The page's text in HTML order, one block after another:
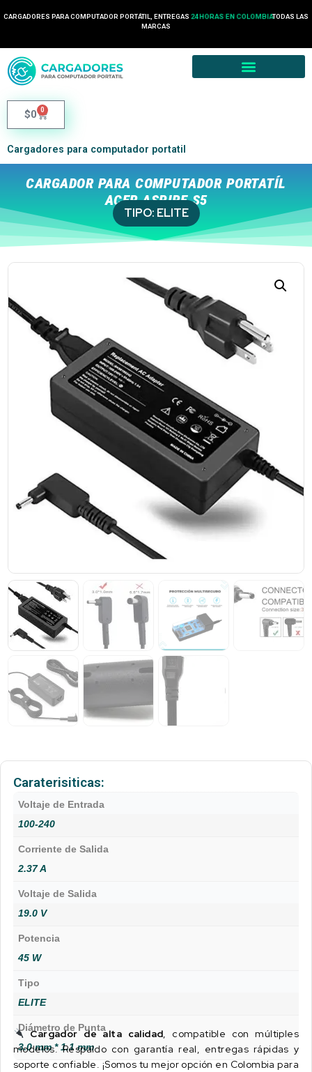
CARGADORES PARA COMPUTADOR PORTÁTIL, ENTREGAS 24 HORAS EN COLOMBIATODAS LAS
MARCAS
$0 0
Cargadores para computador portatil
CARGADOR PARA COMPUTADOR PORTATÍL
ACER ASPIRE S5
TIPO: ELITE
Caraterisiticas:
Voltaje de Entrada
100-240
Corriente de Salida
2.37 A
Voltaje de Salida
19.0 V
Potencia
45 W
Tipo
ELITE
Diámetro de Punta
3.0 mm * 1.1 mm
Cargador de alta calidad, compatible con múltiples
modelos. Respaldo con garantía real, entregas rápidas y
soporte confiable. ¡Somos tu mejor opción en Colombia para